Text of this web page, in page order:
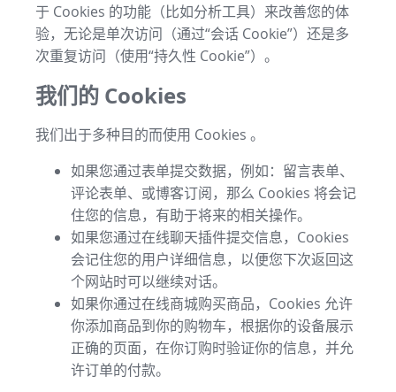
于 Cookies 的功能（比如分析工具）来改善您的体
验，无论是单次访问（通过“会话 Cookie”）还是多
次重复访问（使用“持久性 Cookie”）。
我们的 Cookies
我们出于多种目的而使用 Cookies 。
如果您通过表单提交数据，例如：留言表单、
评论表单、或博客订阅，那么 Cookies 将会记
住您的信息，有助于将来的相关操作。
如果您通过在线聊天插件提交信息，Cookies
会记住您的用户详细信息，以便您下次返回这
个网站时可以继续对话。
如果你通过在线商城购买商品，Cookies 允许
你添加商品到你的购物车，根据你的设备展示
正确的页面，在你订购时验证你的信息，并允
许订单的付款。